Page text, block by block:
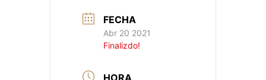
FECHA
Abr 20 2021
Finalizdo!
HORA